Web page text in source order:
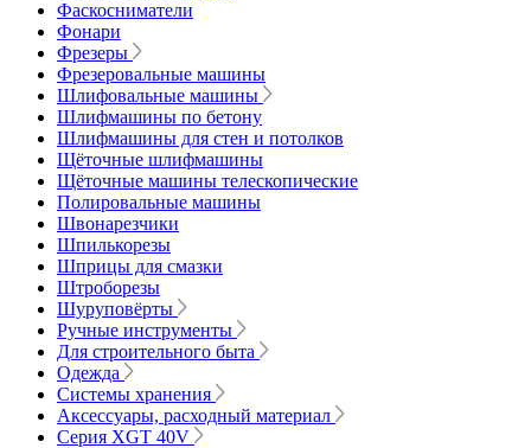
Фаскосниматели
Фонари
Фрезеры
Фрезеровальные машины
Шлифовальные машины
Шлифмашины по бетону
Шлифмашины для стен и потолков
Щёточные шлифмашины
Щёточные машины телескопические
Полировальные машины
Швонарезчики
Шпилькорезы
Шприцы для смазки
Штроборезы
Шуруповёрты
Ручные инструменты
Для строительного быта
Одежда
Системы хранения
Аксессуары, расходный материал
Серия XGT 40V